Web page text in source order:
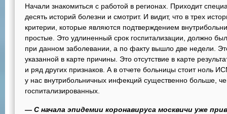
Начали знакомиться с работой в регионах. Приходит
десять историй болезни и смотрит. И видит, что в трех
критерии, которые являются подтверждением
простые. Это удлиненный срок госпитализации, должно
при данном заболевании, а по факту вышло две недели.
указанной в карте причины. Это отсутствие в карте
и ряд других признаков. А в отчете больницы стоит ноль
у нас внутрибольничных инфекций существенно больше,
госпитализированных.
— С начала эпидемии коронавируса москвичи уже